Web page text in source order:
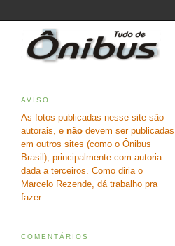
AVISO
As fotos publicadas nesse site são
autorais, e não devem ser publicadas
em outros sites (como o Ônibus
Brasil), principalmente com autoria
dada a terceiros. Como diria o
Marcelo Rezende, dá trabalho pra
fazer.
COMENTÁRIOS